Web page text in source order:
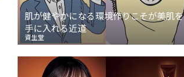
肌が健やかになる環境作りこそが美肌を
手に入れる近道
資生堂